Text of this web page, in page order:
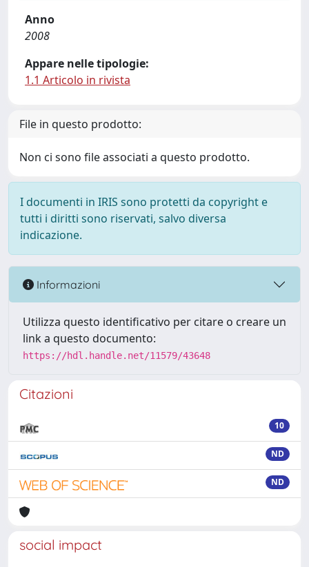
Anno
2008
Appare nelle tipologie:
1.1 Articolo in rivista
File in questo prodotto:
Non ci sono file associati a questo prodotto.
I documenti in IRIS sono protetti da copyright e
tutti i diritti sono riservati, salvo diversa
indicazione.
Informazioni
Utilizza questo identificativo per citare o creare un
link a questo documento:
https://hdl.handle.net/11579/43648
Citazioni
10
ND
ND
social impact